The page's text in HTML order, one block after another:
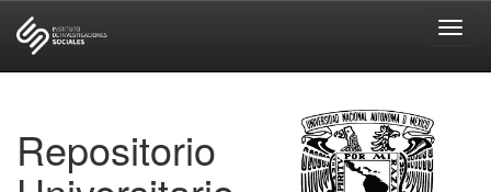
Repositorio